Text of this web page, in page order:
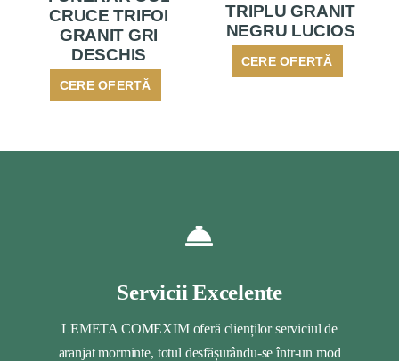
CRUCE TRIFOI
GRANIT GRI
DESCHIS
CERE OFERTĂ
TRIPLU GRANIT
NEGRU LUCIOS
CERE OFERTĂ
Servicii Excelente
LEMETA COMEXIM oferă clienților serviciul de
aranjat morminte, totul desfășurându-se într-un mod